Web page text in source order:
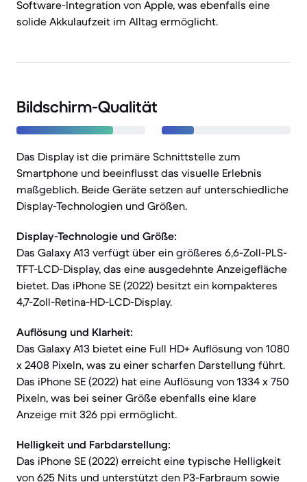
Software-Integration von Apple, was ebenfalls eine
solide Akkulaufzeit im Alltag ermöglicht.
Bildschirm-Qualität
Das Display ist die primäre Schnittstelle zum
Smartphone und beeinflusst das visuelle Erlebnis
maßgeblich. Beide Geräte setzen auf unterschiedliche
Display-Technologien und Größen.
Display-Technologie und Größe:
Das Galaxy A13 verfügt über ein größeres 6,6-Zoll-PLS-
TFT-LCD-Display, das eine ausgedehnte Anzeigefläche
bietet. Das iPhone SE (2022) besitzt ein kompakteres
4,7-Zoll-Retina-HD-LCD-Display.
Auflösung und Klarheit:
Das Galaxy A13 bietet eine Full HD+ Auflösung von 1080
x 2408 Pixeln, was zu einer scharfen Darstellung führt.
Das iPhone SE (2022) hat eine Auflösung von 1334 x 750
Pixeln, was bei seiner Größe ebenfalls eine klare
Anzeige mit 326 ppi ermöglicht.
Helligkeit und Farbdarstellung:
Das iPhone SE (2022) erreicht eine typische Helligkeit
von 625 Nits und unterstützt den P3-Farbraum sowie